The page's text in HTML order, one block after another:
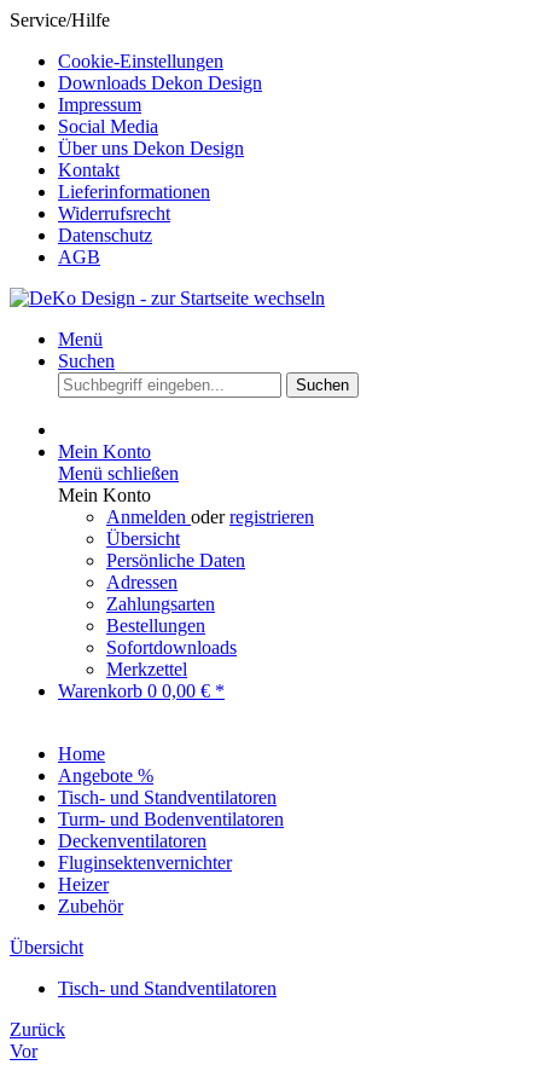
Service/Hilfe
Cookie-Einstellungen
Downloads Dekon Design
Impressum
Social Media
Über uns Dekon Design
Kontakt
Lieferinformationen
Widerrufsrecht
Datenschutz
AGB
Menü
Suchen
Suchen
Mein Konto
Menü schließen
Mein Konto
Anmelden oderregistrieren
Übersicht
Persönliche Daten
Adressen
Zahlungsarten
Bestellungen
Sofortdownloads
Merkzettel
Warenkorb 0 0,00 € *
Home
Angebote %
Tisch- und Standventilatoren
Turm- und Bodenventilatoren
Deckenventilatoren
Fluginsektenvernichter
Heizer
Zubehör
Übersicht
Tisch- und Standventilatoren
Zurück
Vor